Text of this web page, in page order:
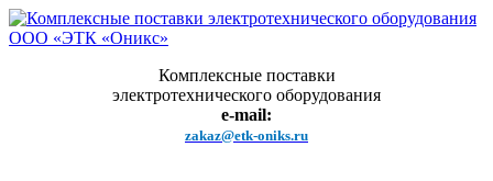
Комплексные поставки
электротехнического оборудования
e-mail:
zakaz@etk-oniks.ru